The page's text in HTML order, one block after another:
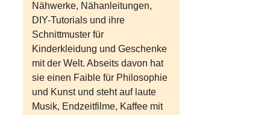
Nähwerke, Nähanleitungen,
DIY-Tutorials und ihre
Schnittmuster für
Kinderkleidung und Geschenke
mit der Welt. Abseits davon hat
sie einen Faible für Philosophie
und Kunst und steht auf laute
Musik, Endzeitfilme, Kaffee mit